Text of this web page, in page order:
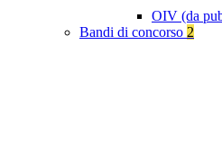
OIV (da
Bandi di concorso 2